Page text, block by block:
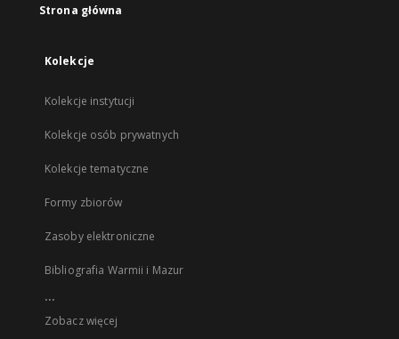
Strona główna
Kolekcje
Kolekcje instytucji
Kolekcje osób prywatnych
Kolekcje tematyczne
Formy zbiorów
Zasoby elektroniczne
Bibliografia Warmii i Mazur
...
Zobacz więcej